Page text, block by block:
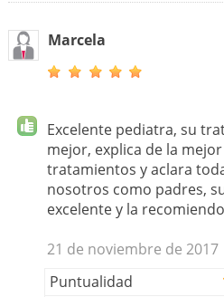
Marcela
Excelente pediatra, su
mejor, explica de la
tratamientos y aclara
nosotros como padres,
excelente y la
21 de noviembre de 2017
Puntualidad